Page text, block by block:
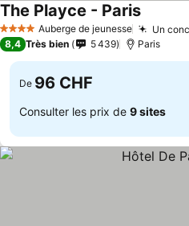
4 Étoiles Auberge de jeunesse Un
The Playce - Paris
8,4 Très bien 5 439 Paris
De 96 CHF
Consulter les prix de 9 sites